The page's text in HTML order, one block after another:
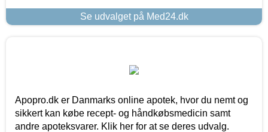
Se udvalget på Med24.dk
Apopro.dk er Danmarks online apotek, hvor du nemt og
sikkert kan købe recept- og håndkøbsmedicin samt
andre apoteksvarer. Klik her for at se deres udvalg.